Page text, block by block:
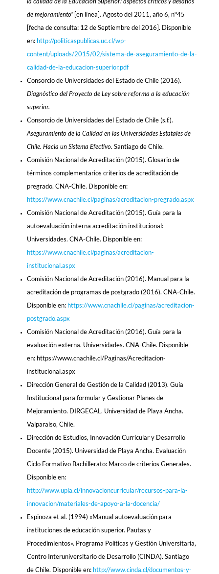
de mejoramiento”[en línea]. Agosto del 2011, año 6, n°45
[fecha de consulta: 12 de Septiembre del 2016]. Disponible
en: http://politicaspublicas.uc.cl/wp-
content/uploads/2015/02/sistema-de-aseguramiento-de-la-
calidad-de-la-educacion-superior.pdf
Consorcio de Universidades del Estado de Chile (2016).
Diagnóstico del Proyecto de Ley sobre reforma a la educación
superior.
Consorcio de Universidades del Estado de Chile (s.f.).
Aseguramiento de la Calidad en las Universidades Estatales de
Chile. Hacia un Sistema Efectivo. Santiago de Chile.
Comisión Nacional de Acreditación (2015). Glosario de
términos complementarios criterios de acreditación de
pregrado. CNA-Chile. Disponible en:
https://www.cnachile.cl/paginas/acreditacion-pregrado.aspx
Comisión Nacional de Acreditación (2015). Guía para la
autoevaluación interna acreditación institucional:
Universidades. CNA-Chile. Disponible en:
https://www.cnachile.cl/paginas/acreditacion-
institucional.aspx
Comisión Nacional de Acreditación (2016). Manual para la
acreditación de programas de postgrado (2016). CNA-Chile.
Disponible en: https://www.cnachile.cl/paginas/acreditacion-
postgrado.aspx
Comisión Nacional de Acreditación (2016). Guía para la
evaluación externa. Universidades. CNA-Chile. Disponible
en: https://www.cnachile.cl/Paginas/Acreditacion-
institucional.aspx
Dirección General de Gestión de la Calidad (2013). Guía
Institucional para formular y Gestionar Planes de
Mejoramiento. DIRGECAL. Universidad de Playa Ancha.
Valparaíso, Chile.
Dirección de Estudios, Innovación Curricular y Desarrollo
Docente (2015). Universidad de Playa Ancha. Evaluación
Ciclo Formativo Bachillerato: Marco de criterios Generales.
Disponible en:
http://www.upla.cl/innovacioncurricular/recursos-para-la-
innovacion/materiales-de-apoyo-a-la-docencia/
Espinoza et al. (1994) «Manual autoevaluación para
instituciones de educación superior. Pautas y
Procedimientos». Programa Políticas y Gestión Universitaria,
Centro Interuniversitario de Desarrollo (CINDA). Santiago
de Chile. Disponible en: http://www.cinda.cl/documentos-y-